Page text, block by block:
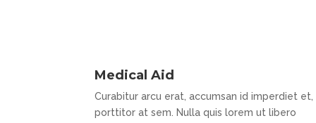
Medical Aid
Curabitur arcu erat, accumsan id imperdiet et,
porttitor at sem. Nulla quis lorem ut libero